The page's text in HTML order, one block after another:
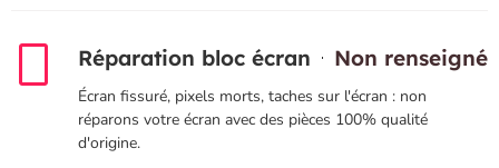
Réparation bloc écran Non renseigné
Écran fissuré, pixels morts, taches sur l'écran : non
réparons votre écran avec des pièces 100% qualité
d'origine.